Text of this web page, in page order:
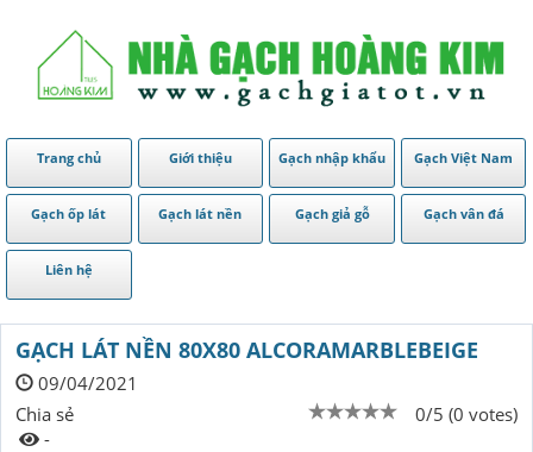
Trang chủ Giới thiệu Gạch nhập khẩu Gạch Việt Nam
Gạch ốp lát Gạch lát nền Gạch giả gỗ Gạch vân đá
Liên hệ
GẠCH LÁT NỀN 80X80 ALCORAMARBLEBEIGE
09/04/2021
0/5 (0 votes)
Chia sẻ
-